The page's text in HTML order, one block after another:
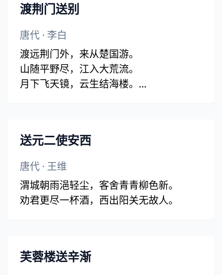
中军置酒饮归客，胡琴琵琶与羌笛。
纷纷暮雪下辕门，风掣红旗冻不翻。
轮台东门送君去，去时雪满天山路。
山回路转不见君，雪上空留马行处。
渡荆门送别
唐代 · 李白
渡远荆门外，来从楚国游。
山随平野尽，江入大荒流。
月下飞天镜，云生结海楼。
送元二使安西
唐代 · 王维
渭城朝雨浥轻尘，客舍青青柳色新。
劝君更尽一杯酒，西出阳关无故人。
芙蓉楼送辛渐